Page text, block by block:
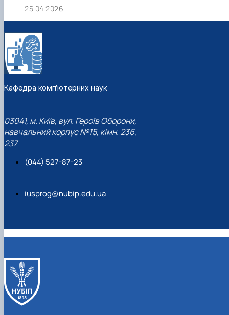
25.04.2026
Кафедра комп’ютерних наук
03041, м. Київ, вул. Героїв Оборони,
навчальний корпус №15, кімн. 236,
237
(044) 527-87-23
iusprog@nubip.edu.ua